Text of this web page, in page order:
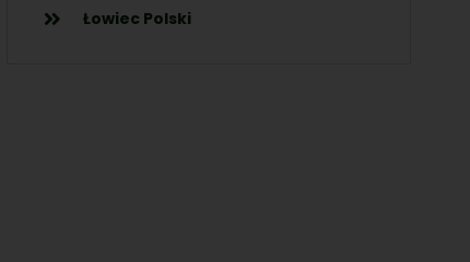
Łowiec Polski